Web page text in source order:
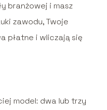
branżowej i masz
zawodu, Twoje
płatne i wliczają się
model: dwa lub trzy